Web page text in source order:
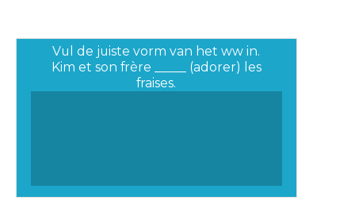
Vul de juiste vorm van het ww in.
Kim et son frère _____ (adorer) les
fraises.